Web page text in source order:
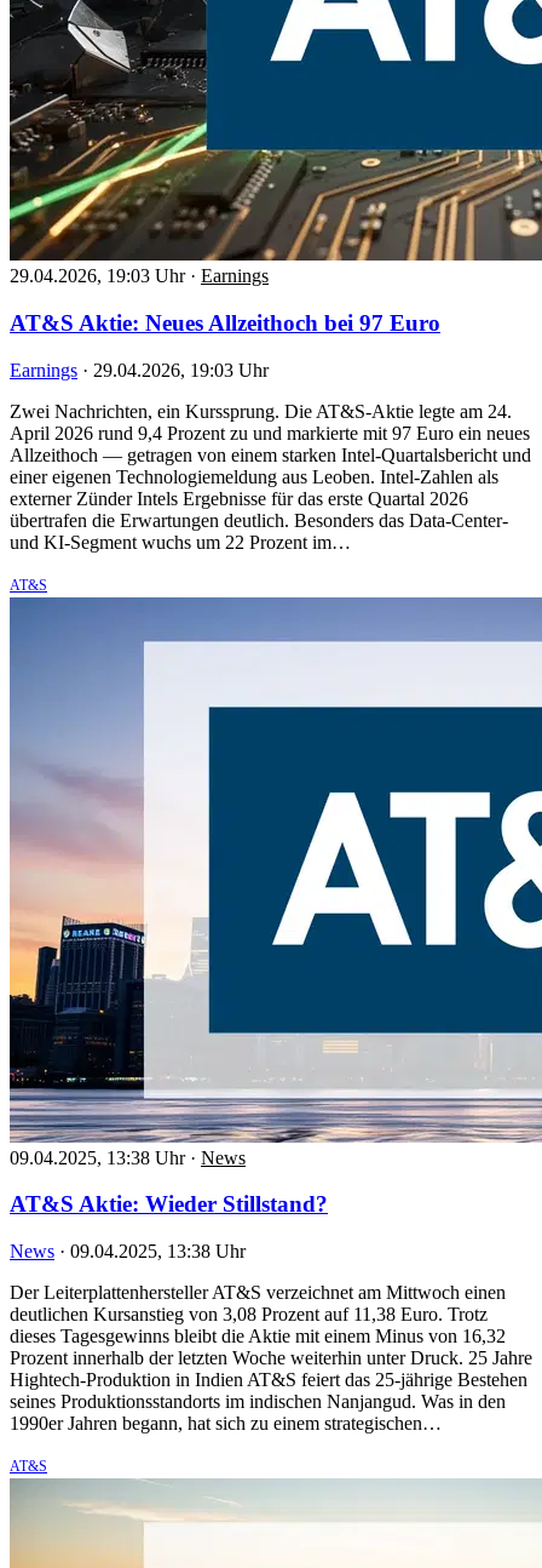
29.04.2026, 19:03 Uhr · Earnings
AT&S Aktie: Neues Allzeithoch bei 97 Euro
Earnings · 29.04.2026, 19:03 Uhr
Zwei Nachrichten, ein Kurssprung. Die AT&S-Aktie legte am 24.
April 2026 rund 9,4 Prozent zu und markierte mit 97 Euro ein neues
Allzeithoch — getragen von einem starken Intel-Quartalsbericht und
einer eigenen Technologiemeldung aus Leoben. Intel-Zahlen als
externer Zünder Intels Ergebnisse für das erste Quartal 2026
übertrafen die Erwartungen deutlich. Besonders das Data-Center-
und KI-Segment wuchs um 22 Prozent im…
AT&S
09.04.2025, 13:38 Uhr · News
AT&S Aktie: Wieder Stillstand?
News · 09.04.2025, 13:38 Uhr
Der Leiterplattenhersteller AT&S verzeichnet am Mittwoch einen
deutlichen Kursanstieg von 3,08 Prozent auf 11,38 Euro. Trotz
dieses Tagesgewinns bleibt die Aktie mit einem Minus von 16,32
Prozent innerhalb der letzten Woche weiterhin unter Druck. 25 Jahre
Hightech-Produktion in Indien AT&S feiert das 25-jährige Bestehen
seines Produktionsstandorts im indischen Nanjangud. Was in den
1990er Jahren begann, hat sich zu einem strategischen…
AT&S